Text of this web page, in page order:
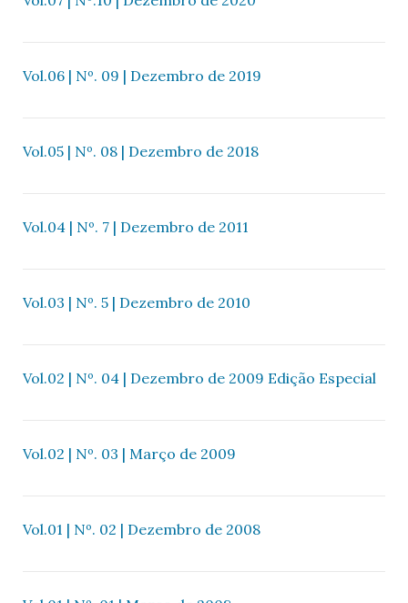
Vol.06 | Nº. 09 | Dezembro de 2019
Vol.05 | Nº. 08 | Dezembro de 2018
Vol.04 | Nº. 7 | Dezembro de 2011
Vol.03 | Nº. 5 | Dezembro de 2010
Vol.02 | Nº. 04 | Dezembro de 2009 Edição Especial
Vol.02 | Nº. 03 | Março de 2009
Vol.01 | Nº. 02 | Dezembro de 2008